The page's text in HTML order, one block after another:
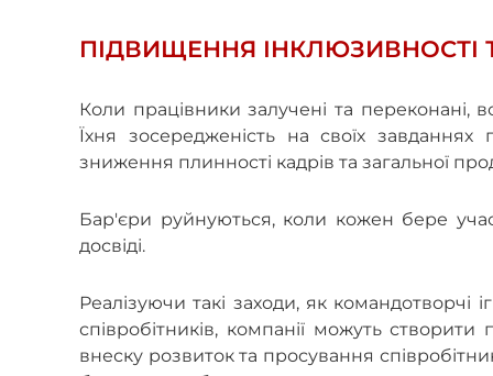
ПІДВИЩЕННЯ ІНКЛЮЗИВНОСТІ
Коли працівники залучені та переконані,
Їхня зосередженість на своїх
зниження плинності кадрів та загальної
Бар'єри руйнуються, коли кожен бере
досвіді.
Реалізуючи такі заходи, як командотворчі
співробітників, компанії можуть
внеску розвиток та просування